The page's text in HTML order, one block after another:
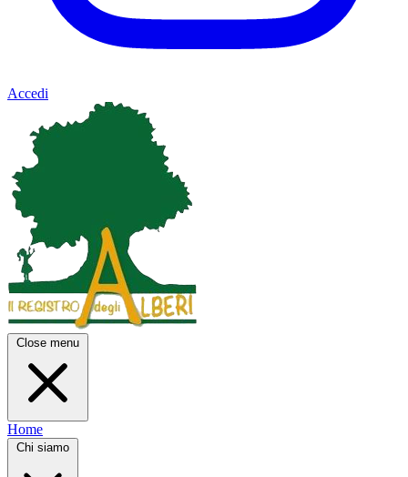
Accedi
Close menu
Home
Chi siamo